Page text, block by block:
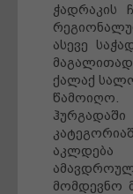
ჭადრაკის
ასევე
ქალაქ
აკლდება
მომდევნო